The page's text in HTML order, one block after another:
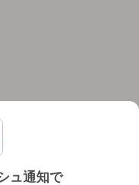
ュ通知で